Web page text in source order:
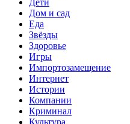
Дом и сад
Еда
Звёзды
Здоровье
Игры
Импортозамещение
Интернет
Истории
Компании
Криминал
Культура